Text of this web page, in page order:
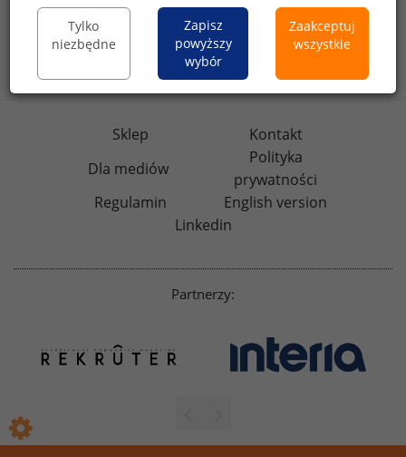
sedlak.pl
kfw.sedlak.pl
rynekpracy.pl
raportyplacowe.pl
badania
.pl wskazniki .pl
Sklep
Kontakt
Dla mediów
Polityka
prywatności
Regulamin
English version
Linkedin
Partnerzy:
Tylko
niezbędne
Zapisz
powyższy
wybór
Zaakceptuj
wszystkie